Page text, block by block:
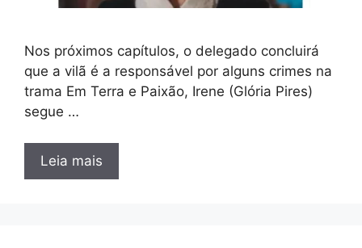
Nos próximos capítulos, o delegado concluirá
que a vilã é a responsável por alguns crimes na
trama Em Terra e Paixão, Irene (Glória Pires)
segue …
Leia mais